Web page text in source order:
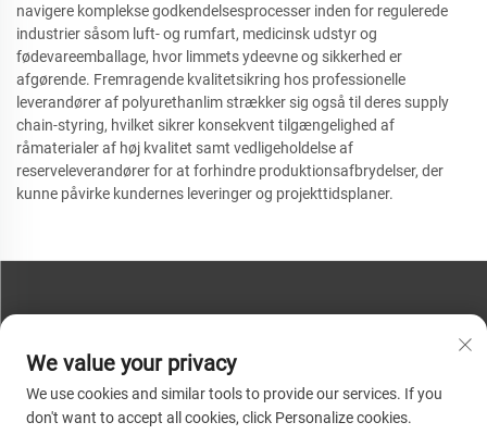
navigere komplekse godkendelsesprocesser inden for regulerede
industrier såsom luft- og rumfart, medicinsk udstyr og
fødevareemballage, hvor limmets ydeevne og sikkerhed er
afgørende. Fremragende kvalitetsikring hos professionelle
leverandører af polyurethanlim strækker sig også til deres supply
chain-styring, hvilket sikrer konsekvent tilgængelighed af
råmaterialer af høj kvalitet samt vedligeholdelse af
reserveleverandører for at forhindre produktionsafbrydelser, der
kunne påvirke kundernes leveringer og projekttidsplaner.
Telefon:+86-13793890209
Tel: +86-13793890209
We value your privacy
We use cookies and similar tools to provide our services. If you
don't want to accept all cookies, click Personalize cookies.